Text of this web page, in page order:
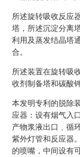
所述旋转吸收反应
塔，所述沉淀分离
利用及蒸发结晶塔
合。
所述装置在旋转吸
收剂制备塔和碳酸
本发明专利的脱除
应器：设有烟气入
产物浆液出口﹑循
紫外灯管和反应器
的喷嘴，中间设有